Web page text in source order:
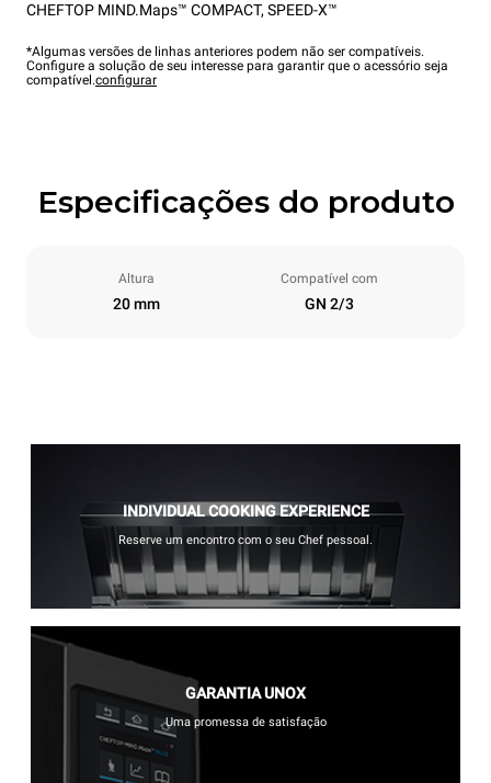
CHEFTOP MIND.Maps™ COMPACT, SPEED-X™
*Algumas versões de linhas anteriores podem não ser compatíveis.
Configure a solução de seu interesse para garantir que o acessório seja
compatível.configurar
Especificações do produto
Altura
20 mm
Compatível com
GN 2/3
INDIVIDUAL COOKING EXPERIENCE
Reserve um encontro com o seu Chef pessoal.
GARANTIA UNOX
Uma promessa de satisfação